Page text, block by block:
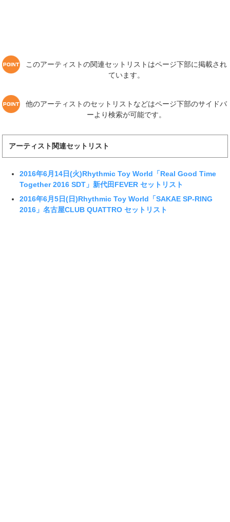
このアーティストの関連セットリストはページ下部に掲載され
ています。
他のアーティストのセットリストなどはページ下部のサイドバ
ーより検索が可能です。
アーティスト関連セットリスト
2016年6月14日(火)Rhythmic Toy World「Real Good Time
Together 2016 SDT」新代田FEVER セットリスト
2016年6月5日(日)Rhythmic Toy World「SAKAE SP-RING
2016」名古屋CLUB QUATTRO セットリスト